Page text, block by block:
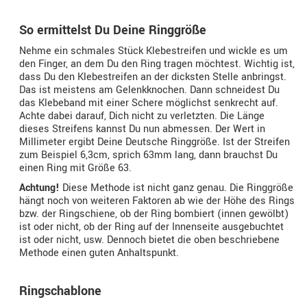
So ermittelst Du Deine Ringgröße
Nehme ein schmales Stück Klebestreifen und wickle es um
den Finger, an dem Du den Ring tragen möchtest. Wichtig ist,
dass Du den Klebestreifen an der dicksten Stelle anbringst.
Das ist meistens am Gelenkknochen. Dann schneidest Du
das Klebeband mit einer Schere möglichst senkrecht auf.
Achte dabei darauf, Dich nicht zu verletzten. Die Länge
dieses Streifens kannst Du nun abmessen. Der Wert in
Millimeter ergibt Deine Deutsche Ringgröße. Ist der Streifen
zum Beispiel 6,3cm, sprich 63mm lang, dann brauchst Du
einen Ring mit Größe 63.
Achtung! Diese Methode ist nicht ganz genau. Die Ringgröße
hängt noch von weiteren Faktoren ab wie der Höhe des Rings
bzw. der Ringschiene, ob der Ring bombiert (innen gewölbt)
ist oder nicht, ob der Ring auf der Innenseite ausgebuchtet
ist oder nicht, usw. Dennoch bietet die oben beschriebene
Methode einen guten Anhaltspunkt.
Ringschablone